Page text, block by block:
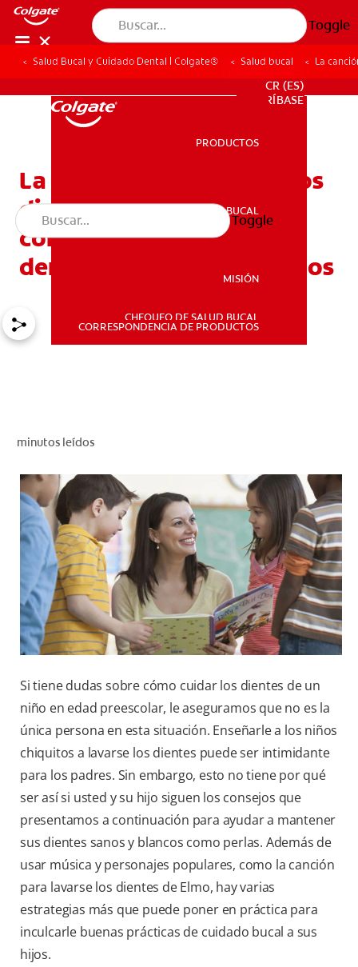
Toggle
SALUD BUCAL
CR (ES)
SUSCRÍBASE
CR (ES)
SUSCRÍBASE
PRODUCTOS
SALUD BUCAL
MISIÓN
CHEQUEO DE SALUD BUCAL
CORRESPONDENCIA DE PRODUCTOS
Toggle
Salud Bucal y Cuidado Dental | Colgate® Salud bucal La
La canción para lavarse los
dientes de Elmo y otros
consejos de cepillado
dental para niños pequeños
minutos leídos
Si tiene dudas sobre cómo cuidar los dientes de un
niño en edad preescolar, le aseguramos que no es la
única persona en esta situación. Enseñarle a los niños
chiquitos a lavarse los dientes puede ser intimidante
para los padres. Sin embargo, esto no tiene por qué
ser así si usted y su hijo siguen los consejos que
presentamos a continuación para ayudar a mantener
sus dientes sanos y blancos como perlas. Además de
usar música y personajes populares, como la canción
para lavarse los dientes de Elmo, hay varias
estrategias más que puede poner en práctica para
inculcarle buenas prácticas de cuidado bucal a sus
hijos.